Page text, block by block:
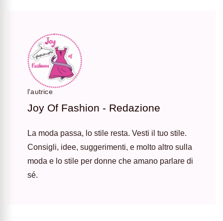
l'autrice
Joy Of Fashion - Redazione
La moda passa, lo stile resta. Vesti il tuo stile.
Consigli, idee, suggerimenti, e molto altro sulla
moda e lo stile per donne che amano parlare di
sé.